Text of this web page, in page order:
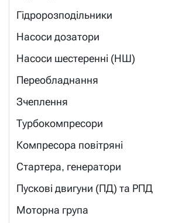
Гідророзподільники
Насоси дозатори
Насоси шестеренні (НШ)
Переобладнання
Зчеплення
Турбокомпресори
Компресора повітряні
Стартера, генератори
Пускові двигуни (ПД) та РПД
Моторна група